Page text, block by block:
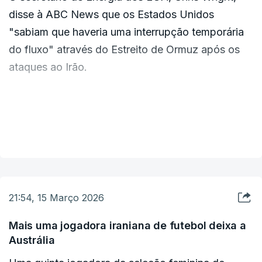
disse à ABC News que os Estados Unidos
"sabiam que haveria uma interrupção temporária
do fluxo" através do Estreito de Ormuz após os
ataques ao Irão.
poderia acontecer ao Estreito de Ormuz, como
lidar com isso", disse.
21:54, 15 Março 2026
Mais uma jogadora iraniana de futebol deixa a
Austrália